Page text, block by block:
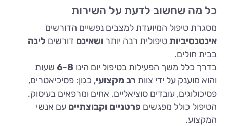
כל מה שחשוב לדעת על השירות
מסגרת טיפול המיועדת למצבים נפשיים הדורשים
אינטנסיביותטיפולית רבה יותר ושאינם דורשים לינה
בבית חולים.
בדרך כלל משך הפעילות בטיפול יום הינו 6-8 שעות
והוא מוענק על ידי צוות רב מקצועי, כגון: פסיכיאטרים,
פסיכולוגים, עובדים סוציאליים, אחים ומרפאים בעיסוק.
הטיפול כולל מפגשים פרטניים וקבוצתיים עם אנשי
המקצוע.